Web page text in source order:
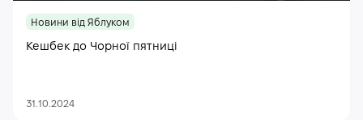
Новини від Яблуком
Кешбек до Чорної пятниці
31.10.2024